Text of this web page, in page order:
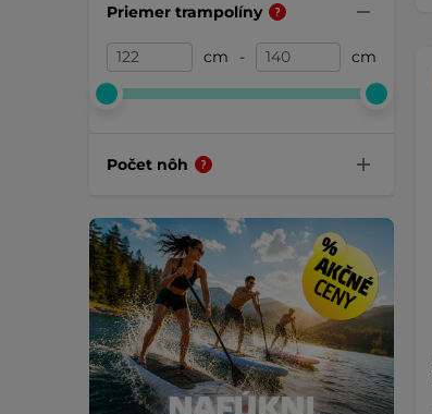
Priemer trampolíny
cm - cm
Počet nôh